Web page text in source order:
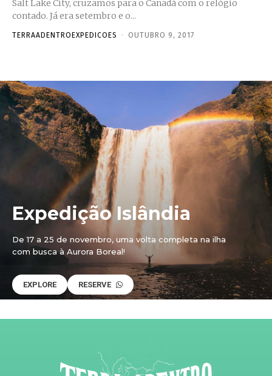
Salt Lake City, cruzamos para o Canadá com o relógio
contado. Já era setembro e o...
TERRAADENTROEXPEDICOES - OUTUBRO 9, 2017
Expedição Islândia
De 17 a 25 de novembro, uma volta completa na ilha
com busca à Aurora Boreal!
EXPLORE RESERVE